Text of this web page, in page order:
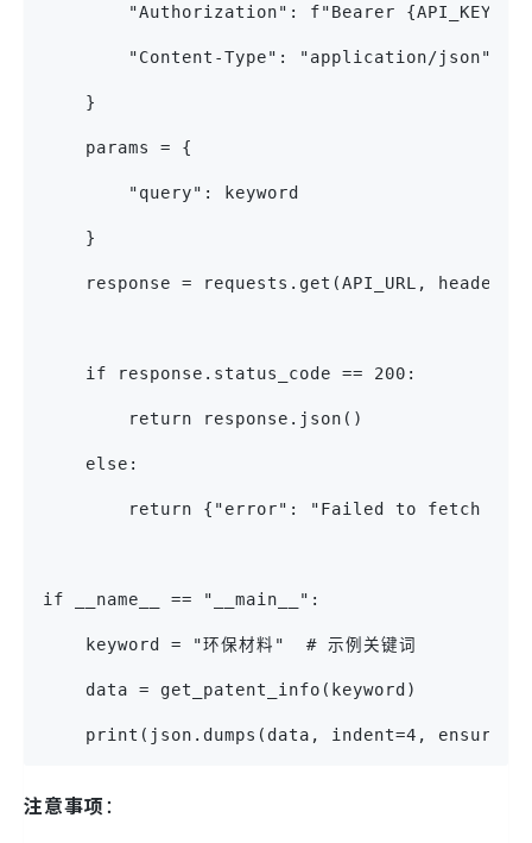
        "Authorization": f"Bearer {API_KEY}",
        "Content-Type": "application/json"
    }
    params = {
        "query": keyword
    }
response = requests.get(API_URL,
    if response.status_code == 200:
        return response.json()
    else:
return {"error": "Failed to fetch
if __name__ == "__main__":
    keyword = "环保材料"  # 示例关键词
    data = get_patent_info(keyword)
print(json.dumps(data, indent=4,
注意事项：